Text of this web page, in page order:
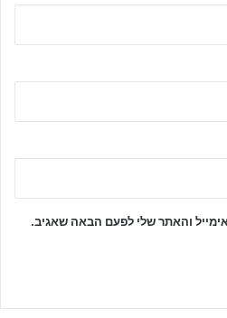
והאתר שלי לפעם הבאה שאגיב.